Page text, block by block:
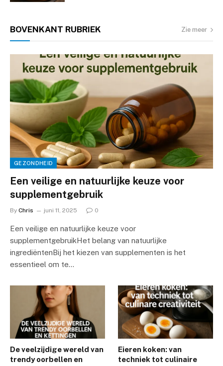
BOVENKANT RUBRIEK Zie meer
GEZONDHEID
Een veilige en natuurlijke keuze voor
supplementgebruik
By Chris juni 11, 2025 0
Een veilige en natuurlijke keuze voor
supplementgebruikHet belang van natuurlijke
ingrediëntenBij het kiezen van supplementen is het
essentieel om te…
De veelzijdige wereld van
trendy oorbellen en
Eieren koken: van
techniek tot culinaire